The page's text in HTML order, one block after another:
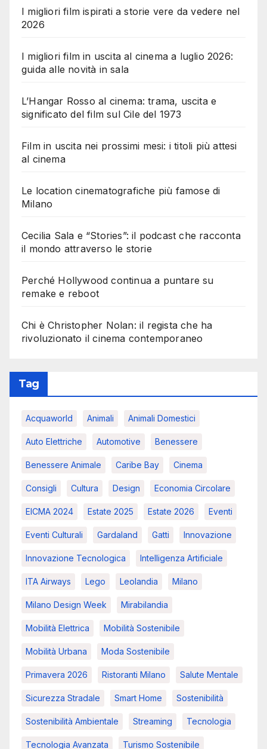
I migliori film ispirati a storie vere da vedere nel
2026
I migliori film in uscita al cinema a luglio 2026:
guida alle novità in sala
L’Hangar Rosso al cinema: trama, uscita e
significato del film sul Cile del 1973
Film in uscita nei prossimi mesi: i titoli più attesi
al cinema
Le location cinematografiche più famose di
Milano
Cecilia Sala e “Stories”: il podcast che racconta
il mondo attraverso le storie
Perché Hollywood continua a puntare su
remake e reboot
Chi è Christopher Nolan: il regista che ha
rivoluzionato il cinema contemporaneo
Tag
Acquaworld Animali Animali Domestici
Auto Elettriche Automotive Benessere
Benessere Animale Caribe Bay Cinema
Consigli Cultura Design Economia Circolare
EICMA 2024 Estate 2025 Estate 2026 Eventi
Eventi Culturali Gardaland Gatti Innovazione
Innovazione Tecnologica Intelligenza Artificiale
ITA Airways Lego Leolandia Milano
Milano Design Week Mirabilandia
Mobilità Elettrica Mobilità Sostenibile
Mobilità Urbana Moda Sostenibile
Primavera 2026 Ristoranti Milano Salute Mentale
Sicurezza Stradale Smart Home Sostenibilità
Sostenibilità Ambientale Streaming Tecnologia
Tecnologia Avanzata Turismo Sostenibile